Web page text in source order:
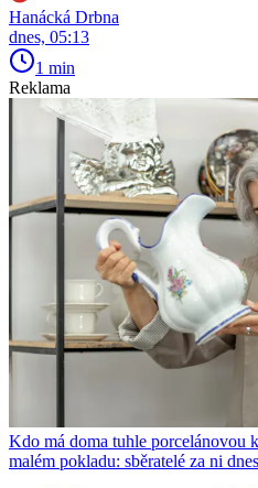
Hanácká Drbna
dnes, 05:13
1 min
Reklama
Kdo má doma tuhle porcelánovou
malém pokladu: sběratelé za ni